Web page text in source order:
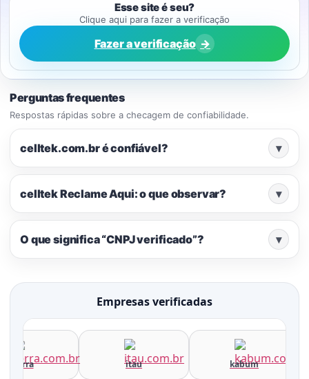
Esse site é seu?
Clique aqui para fazer a verificação
Fazer a verificação →
Perguntas frequentes
Respostas rápidas sobre a checagem de confiabilidade.
celltek.com.br é confiável? ▾
celltek Reclame Aqui: o que observar? ▾
O que significa “CNPJ verificado”? ▾
Empresas verificadas
terra itau kabum